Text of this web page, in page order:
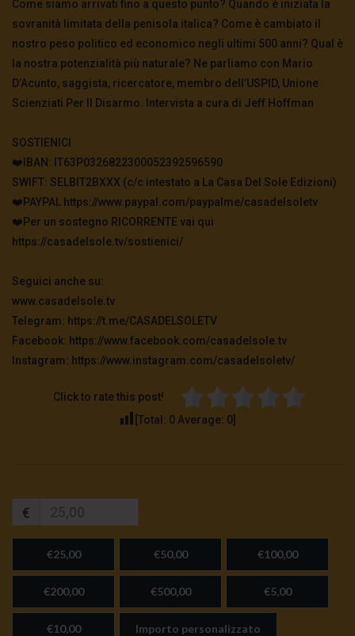
Come siamo arrivati fino a questo punto? Quando è iniziata la
sovranità limitata della penisola italica? Come è cambiato il
nostro peso politico ed economico negli ultimi 500 anni? Qual è
la nostra potenzialità più naturale? Ne parliamo con Mario
D’Acunto, saggista, ricercatore, membro dell’USPID, Unione
Scienziati Per Il Disarmo. Intervista a cura di Jeff Hoffman
SOSTIENICI
❤️IBAN: IT63P0326822300052392596590
SWIFT: SELBIT2BXXX (c/c intestato a La Casa Del Sole Edizioni)
❤️PAYPAL https://www.paypal.com/paypalme/casadelsoletv
❤️Per un sostegno RICORRENTE vai qui
https://casadelsole.tv/sostienici/
Seguici anche su:
www.casadelsole.tv
Telegram: https://t.me/CASADELSOLETV
Facebook: https://www.facebook.com/casadelsole.tv
Instagram: https://www.instagram.com/casadelsoletv/
Click to rate this post!
[Total: 0 Average: 0
€
€25,00 €50,00 €100,00
€200,00 €500,00 €5,00
€10,00 Importo personalizzato